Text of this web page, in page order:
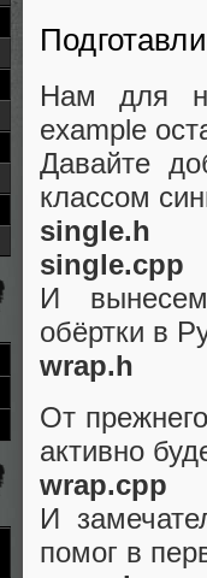
Нам для
example
Давайте
классом
single.h
single.cpp
И
обёртки в
wrap.h
От
активно
wrap.cpp
И
помог в